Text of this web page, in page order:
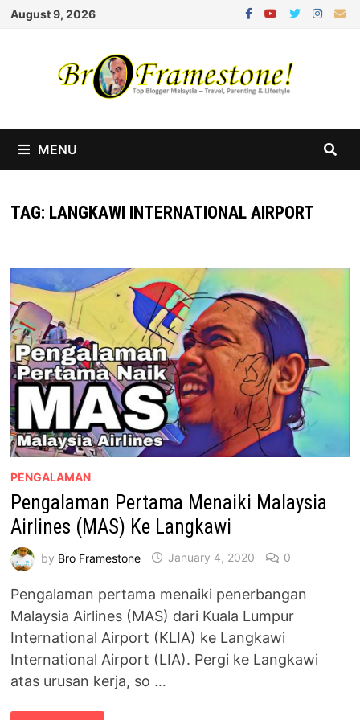
Skip
August 9, 2026
MENU
TAG: LANGKAWI INTERNATIONAL AIRPORT
PENGALAMAN
Pengalaman Pertama Menaiki Malaysia
Airlines (MAS) Ke Langkawi
by Bro Framestone January 4, 2020 0
Pengalaman pertama menaiki penerbangan
Malaysia Airlines (MAS) dari Kuala Lumpur
International Airport (KLIA) ke Langkawi
International Airport (LIA). Pergi ke Langkawi
atas urusan kerja, so …